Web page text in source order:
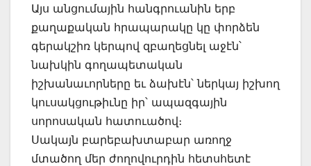
Այս անցումային հանգրուանին երբ
քաղաքական հրապարակը կը փորձեն
գերակշիռ կերպով զբաղեցնել աջէն՝
նախկին գողապետական
իշխանաւորները եւ ձախէն՝ ներկայ իշխող
կուսակցութիւնը իր՝ ապազգային
սորոսական հատուածով։
Սակայն բարեբախտաբար առողջ
մտածող մեր ժողովուրդին հետսհետէ